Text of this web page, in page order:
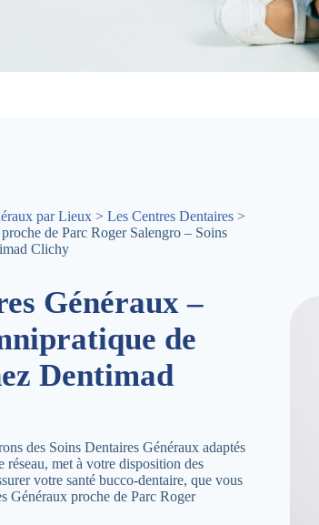
par Lieux > Les Centres Dentaires >
de Parc Roger Salengro – Soins
Clichy
Généraux –
de
Dentimad
des Soins Dentaires Généraux adaptés
réseau, met à votre disposition des
votre santé bucco-dentaire, que vous
Généraux proche de Parc Roger